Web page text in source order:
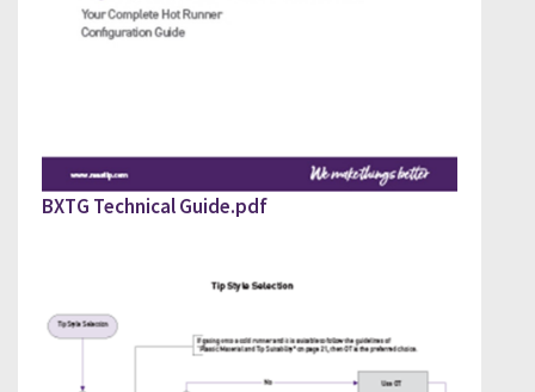
BXTG Technical Guide.pdf
PLEASE FILL OUT DOWNLOAD GUIDE